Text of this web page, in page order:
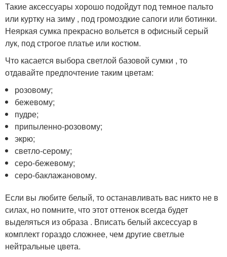
Такие аксессуары хорошо подойдут под темное пальто
или куртку на зиму , под громоздкие сапоги или ботинки.
Неяркая сумка прекрасно вольется в офисный серый
лук, под строгое платье или костюм.
Что касается выбора светлой базовой сумки , то
отдавайте предпочтение таким цветам:
розовому;
бежевому;
пудре;
припыленно-розовому;
экрю;
светло-серому;
серо-бежевому;
серо-баклажановому.
Если вы любите белый, то останавливать вас никто не в
силах, но помните, что этот оттенок всегда будет
выделяться из образа . Вписать белый аксессуар в
комплект гораздо сложнее, чем другие светлые
нейтральные цвета.